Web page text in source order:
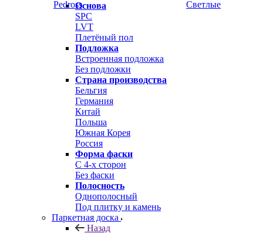
Pedross
Светлые
Основа
SPC
LVT
Плетёный пол
Подложка
Встроенная подложка
Без подложки
Страна производства
Бельгия
Германия
Китай
Польша
Южная Корея
Россия
Форма фаски
С 4-х сторон
Без фаски
Полосность
Однополосный
Под плитку и камень
Паркетная доска
Назад